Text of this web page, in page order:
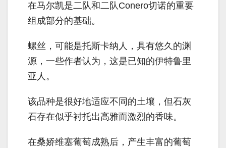
在马尔凯是二队和二队Conero切诺的重要
组成部分的基础。
螺丝，可能是托斯卡纳人，具有悠久的渊
源，一些作者认为，这是已知的伊特鲁里
亚人。
该品种是很好地适应不同的土壤，但石灰
石存在似乎衬托出高雅而激烈的香味。
在桑娇维塞葡萄成熟后，产生丰富的葡萄